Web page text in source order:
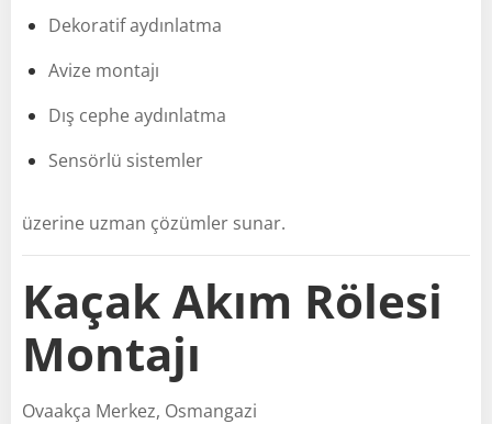
Dekoratif aydınlatma
Avize montajı
Dış cephe aydınlatma
Sensörlü sistemler
üzerine uzman çözümler sunar.
Kaçak Akım Rölesi
Montajı
Ovaakça Merkez, Osmangazi